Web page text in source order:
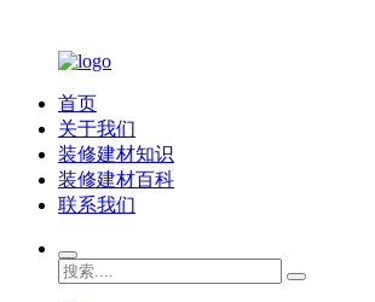
首页
关于我们
装修建材知识
装修建材百科
联系我们